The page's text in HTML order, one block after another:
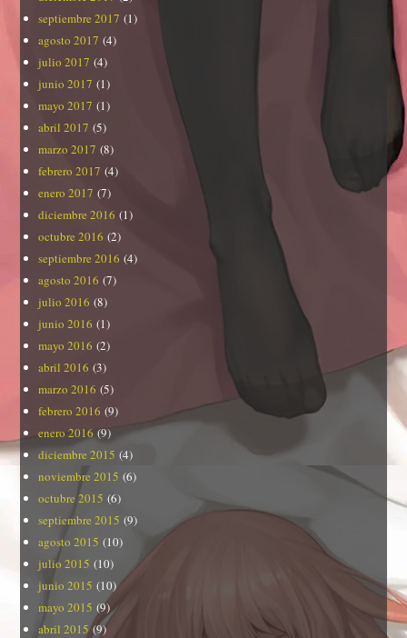
septiembre 2017 (1)
agosto 2017 (4)
julio 2017 (4)
junio 2017 (1)
mayo 2017 (1)
abril 2017 (5)
marzo 2017 (8)
febrero 2017 (4)
enero 2017 (7)
diciembre 2016 (1)
octubre 2016 (2)
septiembre 2016 (4)
agosto 2016 (7)
julio 2016 (8)
junio 2016 (1)
mayo 2016 (2)
abril 2016 (3)
marzo 2016 (5)
febrero 2016 (9)
enero 2016 (9)
diciembre 2015 (4)
noviembre 2015 (6)
octubre 2015 (6)
septiembre 2015 (9)
agosto 2015 (10)
julio 2015 (10)
junio 2015 (10)
mayo 2015 (9)
abril 2015(9)